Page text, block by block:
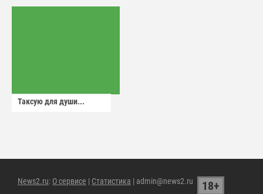
Таксую для души...
News2.ru: О сервисе | Статистика | admin@news2.ru 18+